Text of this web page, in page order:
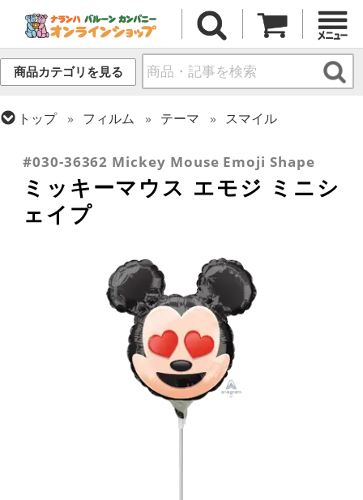
商品カテゴリを見る
トップ フィルム テーマ
スマイル
#030-36362 Mickey Mouse Emoji Shape
ミッキーマウス エモジ ミニシ
ェイプ